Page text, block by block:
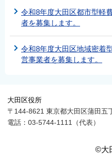
令和8年度大田区都市型軽
者を募集します。
令和8年度大田区地域密着
営事業者を募集します。
大田区役所
〒144-8621 東京都大田区蒲田
電話：03-5744-1111（代表）
©大